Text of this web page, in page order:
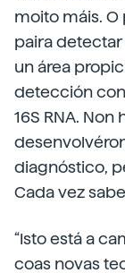
moito máis.
paira detectar
un área
detección
16S RNA.
diagnóstico,
Cada vez
“Isto está a
coas novas